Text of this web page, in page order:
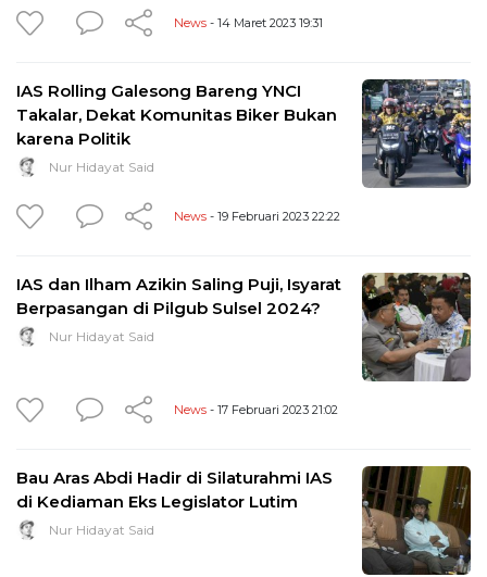
News - 14 Maret 2023 19:31
IAS Rolling Galesong Bareng YNCI
Takalar, Dekat Komunitas Biker Bukan
karena Politik
Nur Hidayat Said
News - 19 Februari 2023 22:22
IAS dan Ilham Azikin Saling Puji, Isyarat
Berpasangan di Pilgub Sulsel 2024?
Nur Hidayat Said
News - 17 Februari 2023 21:02
Bau Aras Abdi Hadir di Silaturahmi IAS
di Kediaman Eks Legislator Lutim
Nur Hidayat Said